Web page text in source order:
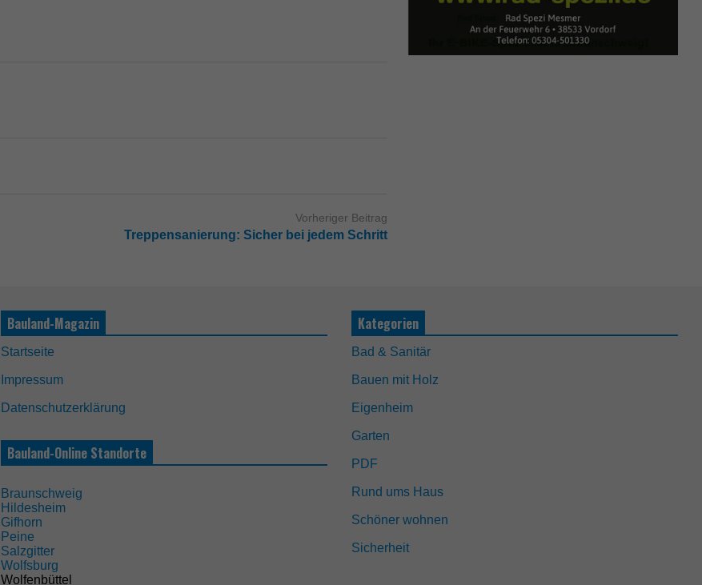
Vorheriger Beitrag
Treppensanierung: Sicher bei jedem Schritt
Bauland-Magazin
Startseite
Impressum
Datenschutzerklärung
Bauland-Online Standorte
Braunschweig
Hildesheim
Gifhorn
Peine
Salzgitter
Wolfsburg
Wolfenbüttel
Kategorien
Bad & Sanitär
Bauen mit Holz
Eigenheim
Garten
PDF
Rund ums Haus
Schöner wohnen
Sicherheit